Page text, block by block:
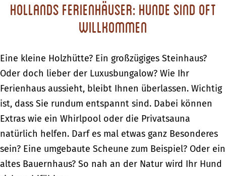
Hollands Ferienhäuser: Hunde sind oft
willkommen
Eine kleine Holzhütte? Ein großzügiges Steinhaus?
Oder doch lieber der Luxusbungalow? Wie Ihr
Ferienhaus aussieht, bleibt Ihnen überlassen. Wichtig
ist, dass Sie rundum entspannt sind. Dabei können
Extras wie ein Whirlpool oder die Privatsauna
natürlich helfen. Darf es mal etwas ganz Besonderes
sein? Eine umgebaute Scheune zum Beispiel? Oder ein
altes Bauernhaus? So nah an der Natur wird Ihr Hund